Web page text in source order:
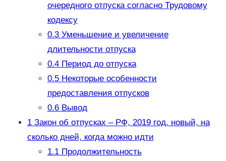
очередного отпуска согласно Трудовому
кодексу
0.3Уменьшение и увеличение
длительности отпуска
0.4Период до отпуска
0.5Некоторые особенности
предоставления отпусков
0.6Вывод
1Закон об отпусках – РФ, 2019 год, новый, на
сколько дней, когда можно идти
1.1Продолжительность